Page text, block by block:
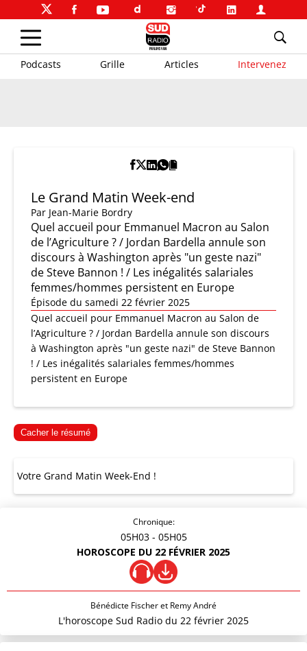
Podcasts Grille Articles Intervenez
Le Grand Matin Week-end
Par Jean-Marie Bordry
Quel accueil pour Emmanuel Macron au Salon
de l’Agriculture ? / Jordan Bardella annule son
discours à Washington après "un geste nazi"
de Steve Bannon ! / Les inégalités salariales
femmes/hommes persistent en Europe
Épisode du samedi 22 février 2025
Quel accueil pour Emmanuel Macron au Salon de
l’Agriculture ? / Jordan Bardella annule son discours
à Washington après "un geste nazi" de Steve Bannon
! / Les inégalités salariales femmes/hommes
persistent en Europe
Cacher le résumé
Votre Grand Matin Week-End !
Chronique:
05H03 - 05H05
HOROSCOPE DU 22 FÉVRIER 2025
Bénédicte Fischer et Remy André
L'horoscope Sud Radio du 22 février 2025